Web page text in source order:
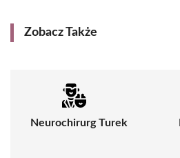
Zobacz Także
Neurochirurg Turek